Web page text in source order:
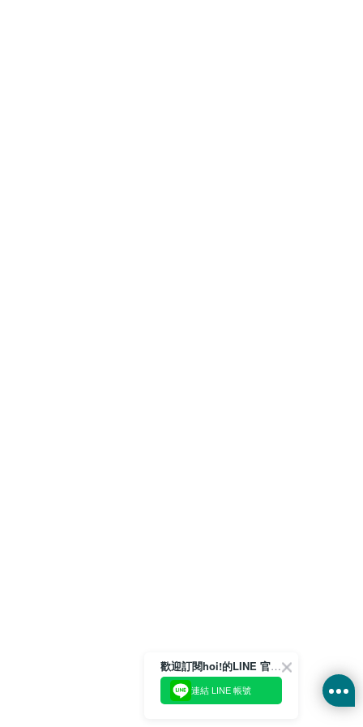
歡迎訂閱hoi!的LINE 官方帳號
連結 LINE 帳號